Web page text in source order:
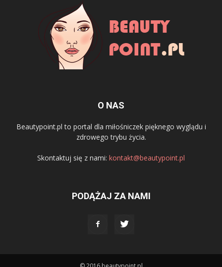
O NAS
Beautypoint.pl to portal dla miłośniczek pięknego wyglądu i
zdrowego trybu życia.
Skontaktuj się z nami: kontakt@beautypoint.pl
PODĄŻAJ ZA NAMI